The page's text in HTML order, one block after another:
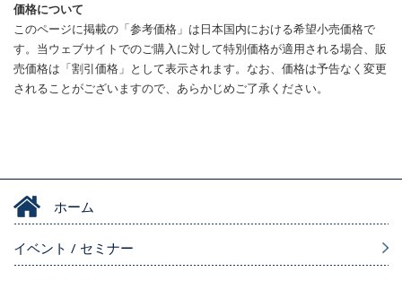
価格について
このページに掲載の「参考価格」は日本国内における希望小売価格で
す。当ウェブサイトでのご購入に対して特別価格が適用される場合、販
売価格は「割引価格」として表示されます。なお、価格は予告なく変更
されることがございますので、あらかじめご了承ください。
ホーム
イベント / セミナー